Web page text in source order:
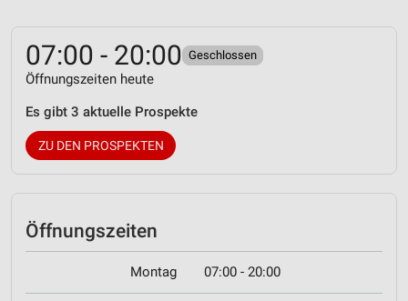
07:00 - 20:00 Geschlossen
Öffnungszeiten heute
Es gibt 3 aktuelle Prospekte
ZU DEN PROSPEKTEN
Öffnungszeiten
Montag 07:00 - 20:00